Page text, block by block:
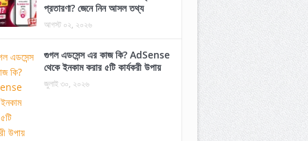
প্রতারণা? জেনে নিন আসল তথ্য
আগস্ট ০২, ২০২৬
গুগল এডসেন্স এর কাজ কি? AdSense
থেকে ইনকাম করার ৫টি কার্যকরী উপায়
জুলাই ৩০, ২০২৬